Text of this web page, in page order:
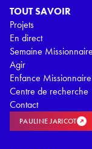
TOUT SAVOIR
Projets
En direct
Semaine Missionnaire
Agir
Enfance Missionnaire
Centre de recherche
Contact
PAULINE JARICOT